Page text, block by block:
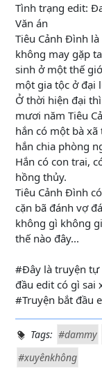
Tình trạng edit:
Văn án
Tiêu Cảnh Đình
không may gặp
sinh ở một thế
một gia tộc ở đại
Ở thời hiện đại
mươi năm Tiêu
hắn có một bà
hắn chia phòng
Hắn có con trai,
hồng thủy.
Tiêu Cảnh Đình
cặn bã đánh vợ
không gì không
thế nào đây...
#Đây là truyện tự
đầu edit có gì
#Truyện bắt đầu
Tags: #dammy
#xuyênkhông